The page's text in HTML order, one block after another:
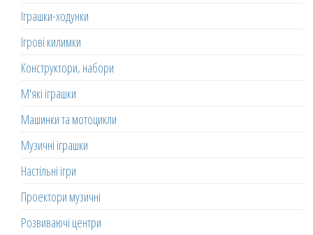
Іграшки-ходунки
Ігрові килимки
Конструктори, набори
М'які іграшки
Машинки та мотоцикли
Музичні іграшки
Настільні ігри
Проектори музичні
Розвиваючі центри